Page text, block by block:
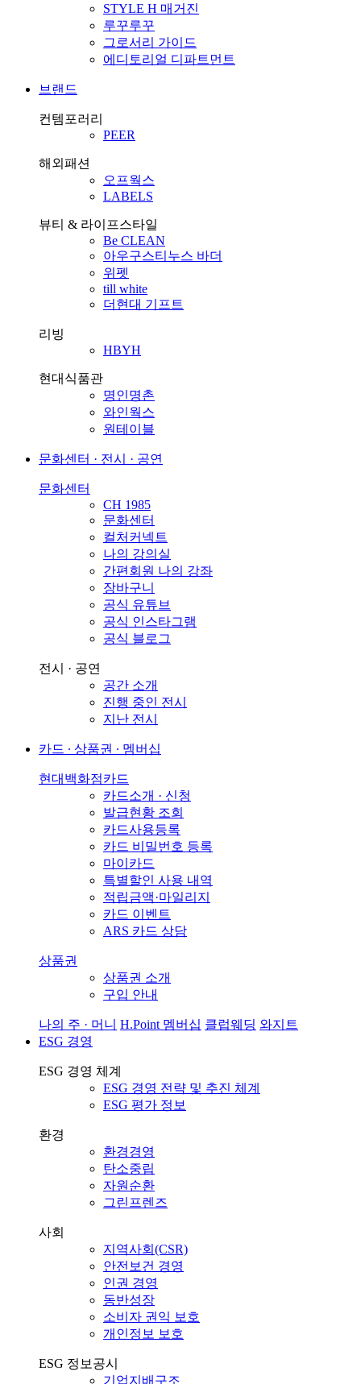
STYLE H 매거진
루꾸루꾸
그로서리 가이드
에디토리얼 디파트먼트
브랜드
컨템포러리
PEER
해외패션
오프웍스
LABELS
뷰티 & 라이프스타일
Be CLEAN
아우구스티누스 바더
위펫
till white
더현대 기프트
리빙
HBYH
현대식품관
명인명촌
와인웍스
원테이블
문화센터 · 전시 · 공연
문화센터
CH 1985
문화센터
컬처커넥트
나의 강의실
간편회원 나의 강좌
장바구니
공식 유튜브
공식 인스타그램
공식 블로그
전시 · 공연
공간 소개
진행 중인 전시
지난 전시
카드 ∙ 상품권 ∙ 멤버십
현대백화점카드
카드소개 · 신청
발급현황 조회
카드사용등록
카드 비밀번호 등록
마이카드
특별할인 사용 내역
적립금액·마일리지
카드 이벤트
ARS 카드 상담
상품권
상품권 소개
구입 안내
나의 주 · 머니 H.Point 멤버십 클럽웨딩 와지트
ESG 경영
ESG 경영 체계
ESG 경영 전략 및 추진 체계
ESG 평가 정보
환경
환경경영
탄소중립
자원순환
그린프렌즈
사회
지역사회(CSR)
안전보건 경영
인권 경영
동반성장
소비자 권익 보호
개인정보 보호
ESG 정보공시
기업지배구조